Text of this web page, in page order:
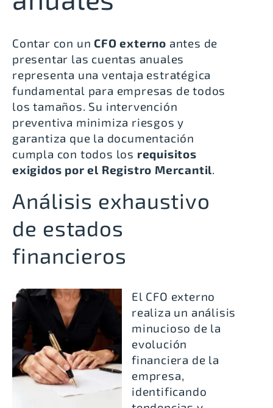
Contar con un CFO externo antes de
presentar las cuentas anuales
representa una ventaja estratégica
fundamental para empresas de todos
los tamaños. Su intervención
preventiva minimiza riesgos y
garantiza que la documentación
cumpla con todos los requisitos
exigidos por el Registro Mercantil.
Análisis exhaustivo
de estados
financieros
El CFO externo
realiza un análisis
minucioso de la
evolución
financiera de la
empresa,
identificando